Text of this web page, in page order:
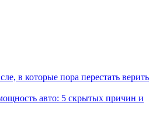
в которые пора перестать верить
авто: 5 скрытых причин и